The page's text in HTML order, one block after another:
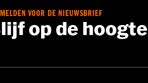
VOOR DE NIEUWSBRIEF
op de hoogte